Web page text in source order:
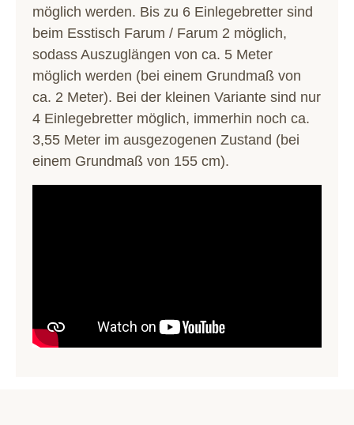
möglich werden. Bis zu 6 Einlegebretter sind
beim Esstisch Farum / Farum 2 möglich,
sodass Auszuglängen von ca. 5 Meter
möglich werden (bei einem Grundmaß von
ca. 2 Meter). Bei der kleinen Variante sind nur
4 Einlegebretter möglich, immerhin noch ca.
3,55 Meter im ausgezogenen Zustand (bei
einem Grundmaß von 155 cm).